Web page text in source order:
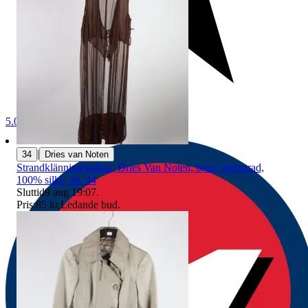
5.0
34 | Dries van Noten
Strandklänning/kaftan, Dries Van Noten, brun, mönstrad,
100% silke, stl. 44
Sluttid9 aug 19:07.
Pris:85 kr,Ledande bud.